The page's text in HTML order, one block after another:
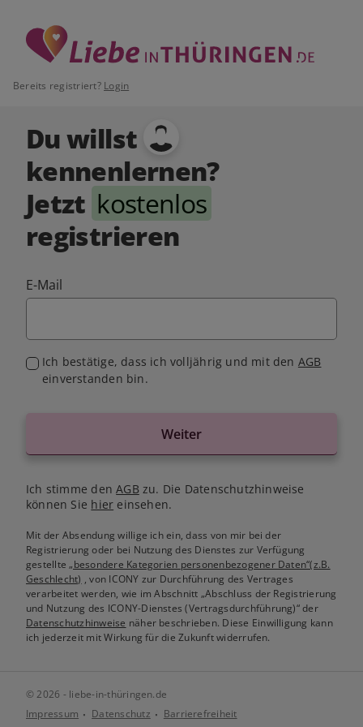
Bereits registriert? Login
Du willst
kennenlernen?
Jetzt kostenlos
registrieren
E-Mail
Ich bestätige, dass ich volljährig und mit den AGB
einverstanden bin.
Weiter
Ich stimme denAGB zu. Die Datenschutzhinweise
können Sie hier einsehen.
Mit der Absendung willige ich ein, dass von mir bei der
Registrierung oder bei Nutzung des Dienstes zur Verfügung
gestellte„besondere Kategorien personenbezogener Daten“(z.B.
Geschlecht) , von ICONY zur Durchführung des Vertrages
verarbeitet werden, wie im Abschnitt „Abschluss der Registrierung
und Nutzung des ICONY-Dienstes (Vertragsdurchführung)“ der
Datenschutzhinweise näher beschrieben. Diese Einwilligung kann
ich jederzeit mit Wirkung für die Zukunft widerrufen.
© 2026 - liebe-in-thüringen.de
Impressum
Datenschutz Barrierefreiheit